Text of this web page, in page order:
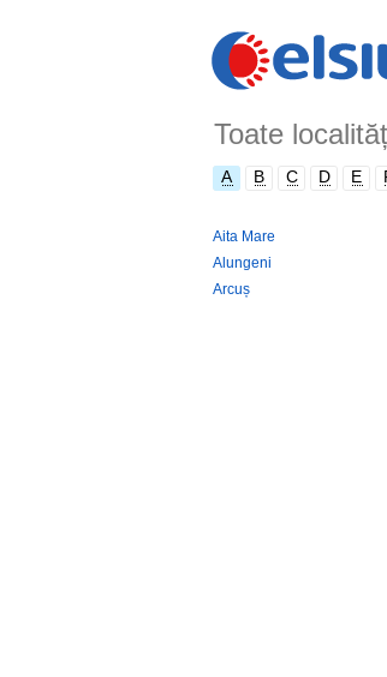
Toate
A B C D E
Aita Mare
Alungeni
Arcuș